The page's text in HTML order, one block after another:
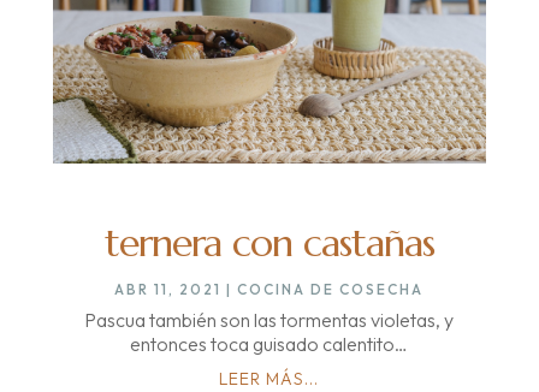
ternera con castañas
ABR 11, 2021 |COCINA DE COSECHA
Pascua también son las tormentas violetas, y
entonces toca guisado calentito…
LEER MÁS...